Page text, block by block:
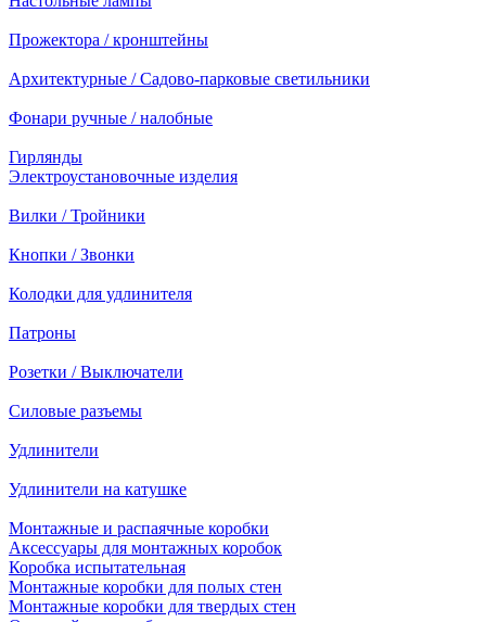
Прожектора / кронштейны
Архитектурные / Садово-парковые светильники
Фонари ручные / налобные
Гирлянды
Электроустановочные изделия
Вилки / Тройники
Кнопки / Звонки
Колодки для удлинителя
Патроны
Розетки / Выключатели
Силовые разъемы
Удлинители
Удлинители на катушке
Монтажные и распаячные коробки
Аксессуары для монтажных коробок
Коробка испытательная
Монтажные коробки для полых стен
Монтажные коробки для твердых стен